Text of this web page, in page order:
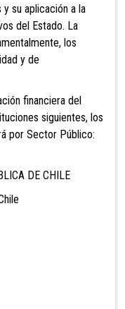
su aplicación a la
del Estado. La
los
y de
financiera del
siguientes, los
por Sector Público:
DE CHILE